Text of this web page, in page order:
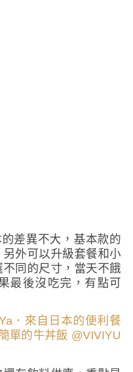
差異不大，基本款的
外可以升級套餐和小
同的尺寸，當天不餓
最後沒吃完，有點可